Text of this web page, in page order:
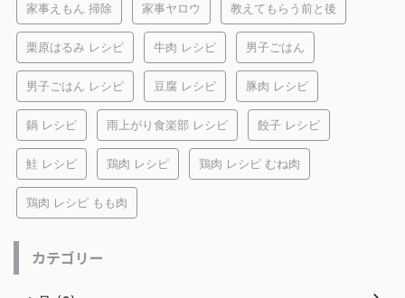
家事えもん 掃除 家事ヤロウ 教えてもらう前と後
栗原はるみ レシピ 牛肉 レシピ 男子ごはん
男子ごはん レシピ 豆腐 レシピ 豚肉 レシピ
鍋 レシピ 雨上がり食楽部 レシピ 餃子 レシピ
鮭 レシピ 鶏肉 レシピ 鶏肉 レシピ むね肉
鶏肉 レシピ もも肉
カテゴリー